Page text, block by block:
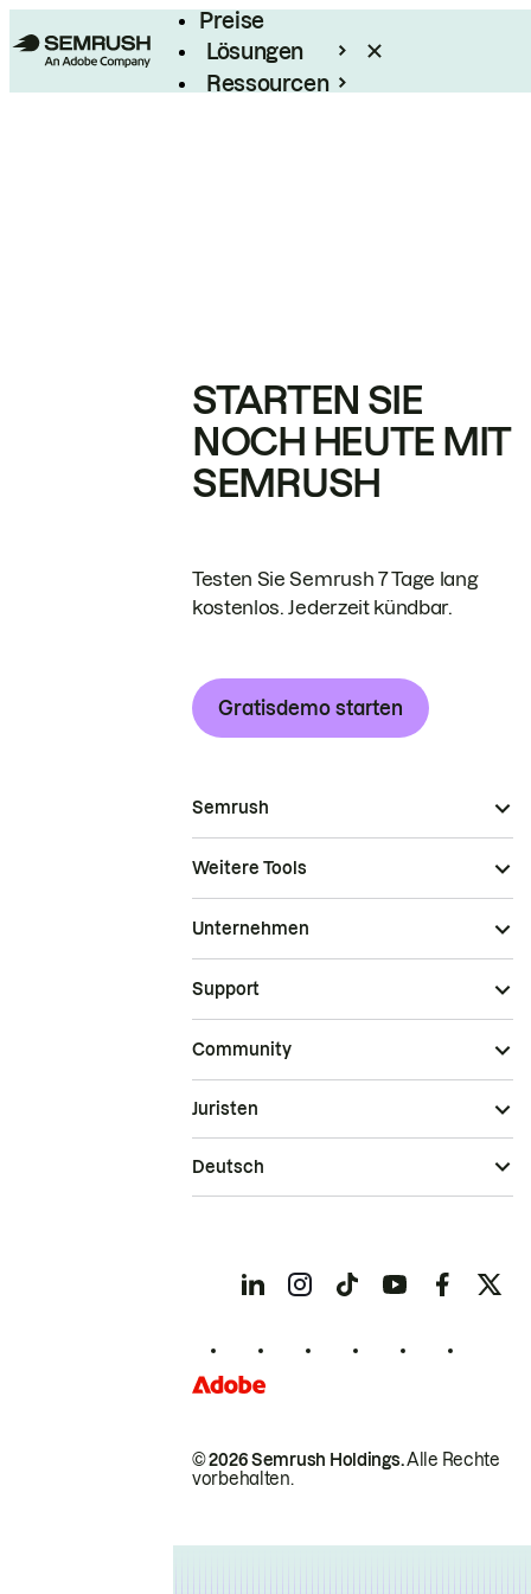
Preise
Lösungen
Ressourcen
STARTEN SIE
NOCH HEUTE MIT
SEMRUSH
Testen Sie Semrush 7 Tage lang
kostenlos. Jederzeit kündbar.
Gratisdemo starten
Semrush
Weitere Tools
Unternehmen
Support
Community
© 2026 Semrush Holdings.Alle Rechte
vorbehalten.
Juristen
Deutsch